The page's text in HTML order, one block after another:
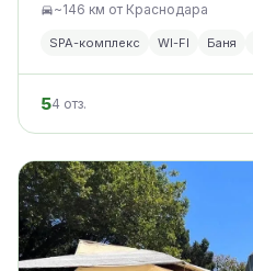
~146 км от Краснодара
SPA-комплекс WI-FI Баня
54 отз.